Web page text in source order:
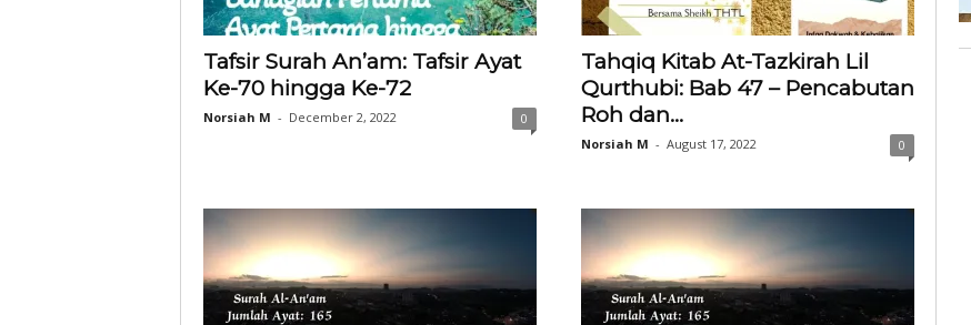
Tafsir Surah An’am: Tafsir Ayat
Ke-70 hingga Ke-72
Norsiah M - December 2, 2022 0
Tahqiq Kitab At-Tazkirah Lil
Qurthubi: Bab 47 – Pencabutan
Roh dan...
Norsiah M - August 17, 2022 0